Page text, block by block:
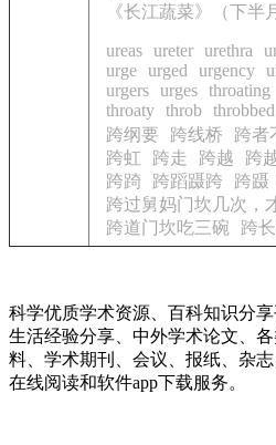
《长江蔬菜》（下半
ureas ureter urethra
urge urged urgency
urgers urges throating
throaty throb throbbed
跨纲要
跨线桥 跨者
跨虹
跨走 跨越 跨
跨踦
跨蹈蹑跨 跨蹑
跨过舅妈门坎几次，
跨道门坎吃三碗
跨
科学优质学术资源、百科知识分
生活经验分享、中外学术论文、
料、学术期刊、会议、报纸、杂
在线阅读和软件app下载服务。